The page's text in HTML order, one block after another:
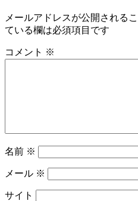
メールアドレスが公開される
ている欄は必須項目です
コメント ※
名前 ※
メール ※
サイト